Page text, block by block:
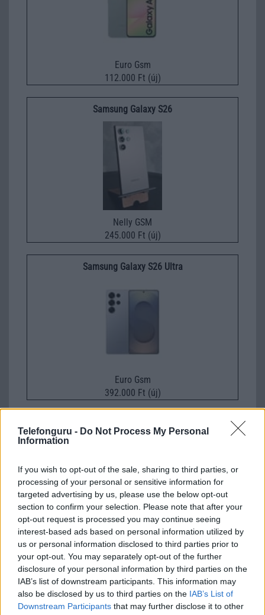
Telefonguru - Do Not Process My Personal
Information
If you wish to opt-out of the sale, sharing to third parties, or
processing of your personal or sensitive information for
targeted advertising by us, please use the below opt-out
section to confirm your selection. Please note that after your
opt-out request is processed you may continue seeing
interest-based ads based on personal information utilized by
us or personal information disclosed to third parties prior to
your opt-out. You may separately opt-out of the further
disclosure of your personal information by third parties on the
IAB’s list of downstream participants. This information may
also be disclosed by us to third parties on the IAB’s List of
Downstream Participants that may further disclose it to other
Euro Gsm
112.000 Ft (új)
Samsung Galaxy S26
Nelly GSM
245.000 Ft (új)
Samsung Galaxy S26 Ultra
Euro Gsm
392.000 Ft (új)
készülék kimarad a One UI 9
frissítésből – itt a lista az érintett
modellekről
2026.06.30| Phone Arena
A One UI 9 érkezése új mesterséges intelligencia-
funkciókat és továbbfejlesztett kezelőfelületet hoz,
azonban több korábbi csúcskategóriás és középkategóriás
Galaxy készülék számára ez lesz az út vége.
iPhone 18 bemutató dátum - ekkor
rántja le a leplet az Apple az új
csúcsmobilokról